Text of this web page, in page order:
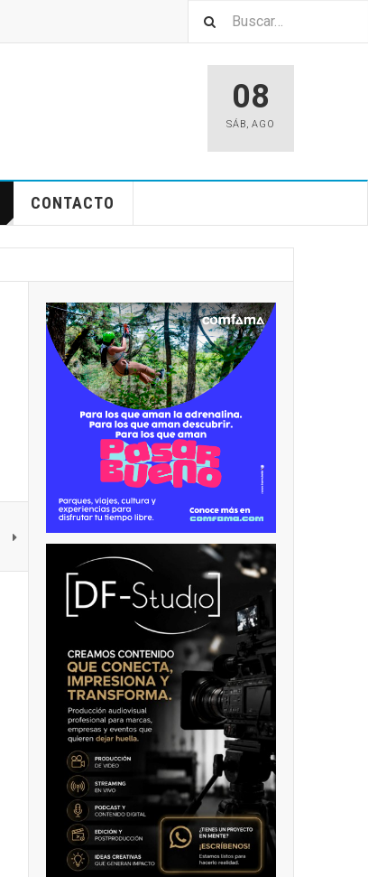
08
SÁB, AGO
CONTACTO